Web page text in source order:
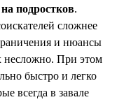
подростков.
сложнее
и нюансы
несложно. При этом
быстро и легко
всегда в завале